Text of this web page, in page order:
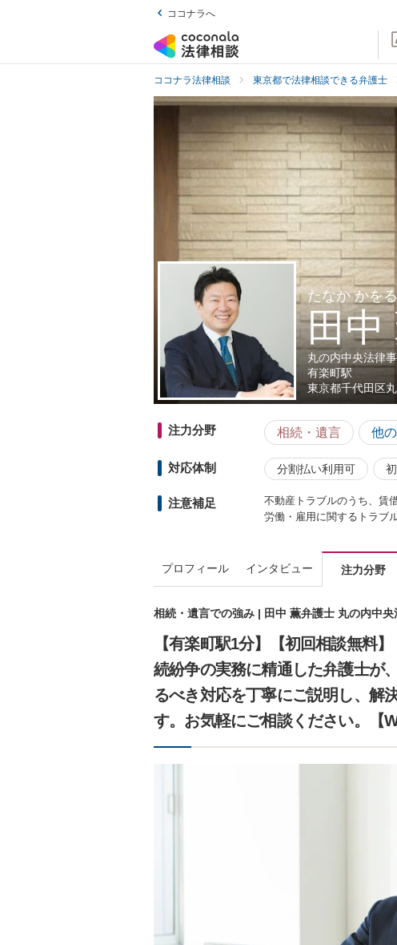
ココナラへ
ココナラ法律相談 東京都で法律相談できる弁護士
たなか かをる
田中
丸の内中央法律
有楽町駅
東京都千代田区
注力分野 相続・遺言 他
対応体制 分割払い利用可
注意補足
不動産トラブルのうち、賃
労働・雇用に関するトラブ
プロフィール インタビュー 注力分野
相続・遺言での強み | 田中 薫弁護士 丸の内中央
【有楽町駅1分】【初回相談無料
続紛争の実務に精通した弁護士が
るべき対応を丁寧にご説明し、解
す。お気軽にご相談ください。【